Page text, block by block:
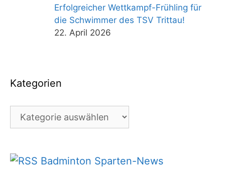
Erfolgreicher Wettkampf-Frühling für
die Schwimmer des TSV Trittau!
22. April 2026
Kategorien
Badminton Sparten-News